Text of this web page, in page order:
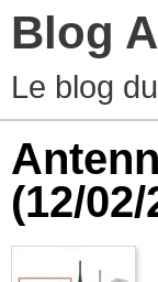
Blog
Le blog
(12/02/